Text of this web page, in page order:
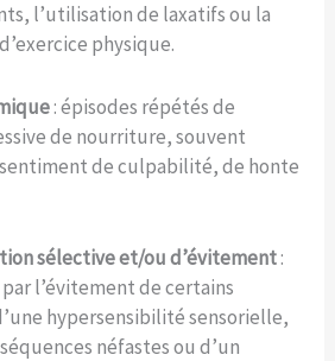
l’utilisation de laxatifs ou la
physique.
: épisodes répétés de
de nourriture, souvent
sentiment de culpabilité, de honte
sélective et/ou d’évitement:
l’évitement de certains
hypersensibilité sensorielle,
néfastes ou d’un